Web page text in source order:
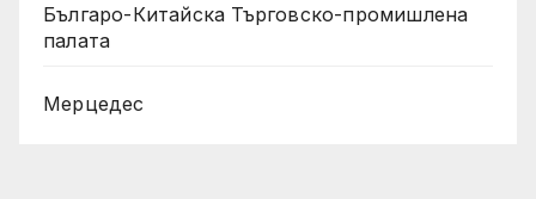
Българо-Китайска Търговско-промишлена
палaта
Мерцедес